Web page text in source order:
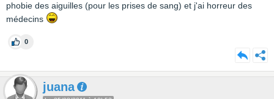
phobie des aiguilles (pour les prises de sang) et j'ai horreur des
médecins
0
juana